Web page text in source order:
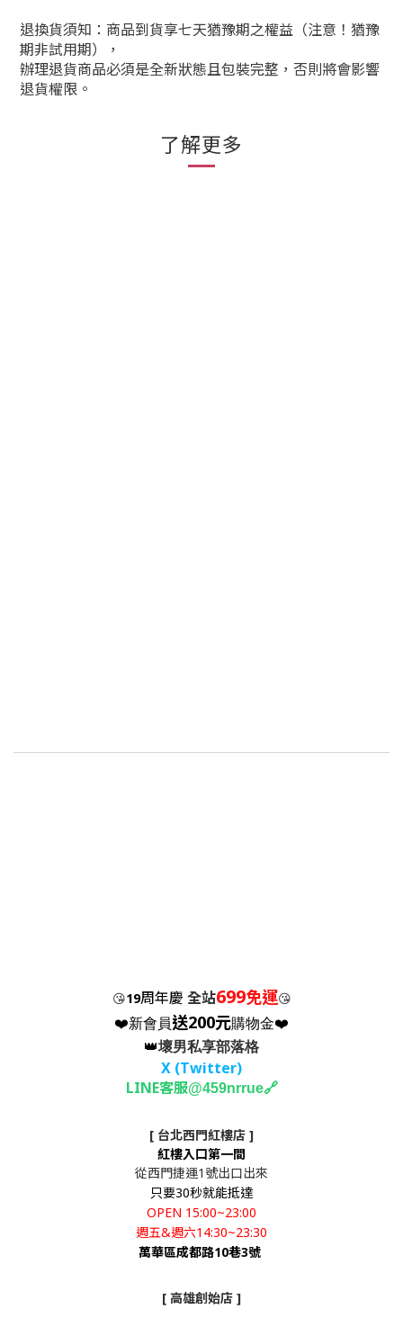
退換貨須知：商品到貨享七天猶豫期之權益（注意！猶豫
期非試用期），
辦理退貨商品必須是全新狀態且包裝完整，否則將會影響
退貨權限。
了解更多
😘19周年慶 全站699免運😘
❤️新會員送200元購物金❤️
👑壞男私享部落格
X (Twitter)
LINE客服@459nrrue🔗
[ 台北西門紅樓店 ]
紅樓入口第一間
從西門捷運1號出口出來
只要30秒就能抵達
OPEN 15:00~23:00
週五&週六14:30~23:30
萬華區成都路10巷3號
[ 高雄創始店 ]